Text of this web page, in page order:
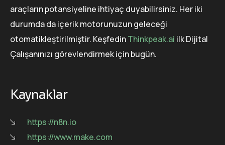
araçların potansiyeline ihtiyaç duyabilirsiniz. Her iki
durumda da içerik motorunuzun geleceği
otomatikleştirilmiştir. KeşfedinThinkpeak.ai ilk Dijital
Çalışanınızı görevlendirmek için bugün.
Kaynaklar
https://n8n.io
https://www.make.com